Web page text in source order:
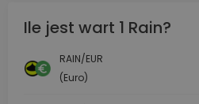
Ile jest wart 1 Rain?
RAIN/EUR
(Euro)